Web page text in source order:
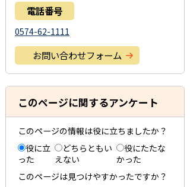
電話番号
0574-62-1111
お問い合わせフォーム
このページに関するアンケート
このページの情報は役に立ちましたか？
役に立
った
どちらともい
えない
役にたたな
かった
このページは見つけやすかったですか？